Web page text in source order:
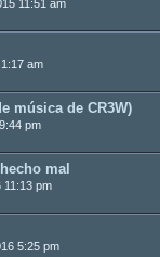
11:51 am
am
música de CR3W)
pm
mal
11:13 pm
5:25 pm